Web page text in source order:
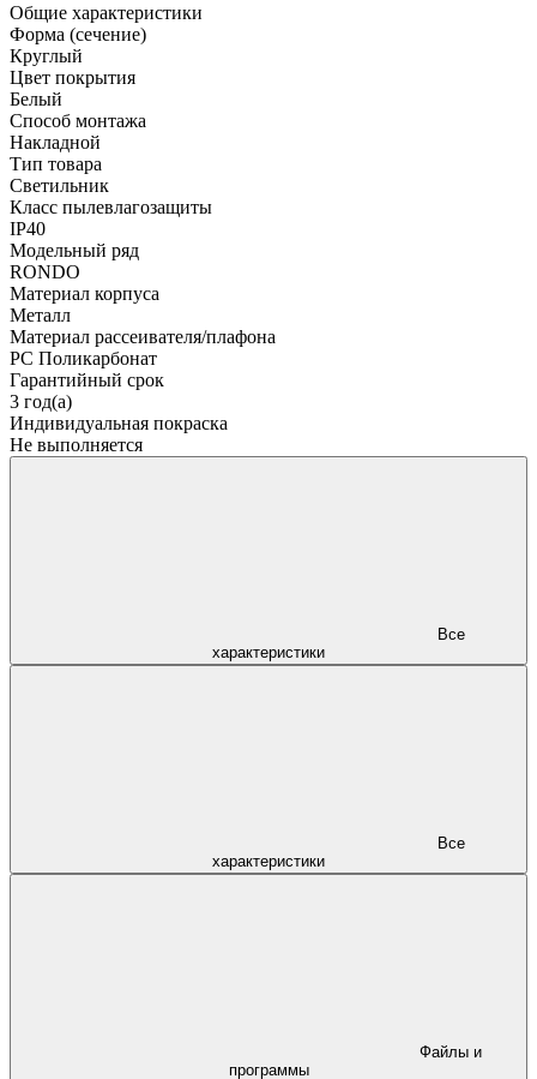
Общие характеристики
Форма (сечение)
Круглый
Цвет покрытия
Белый
Способ монтажа
Накладной
Тип товара
Светильник
Класс пылевлагозащиты
IP40
Модельный ряд
RONDO
Материал корпуса
Металл
Материал рассеивателя/плафона
PC Поликарбонат
Гарантийный срок
3 год(а)
Индивидуальная покраска
Не выполняется
характеристики
характеристики
программы